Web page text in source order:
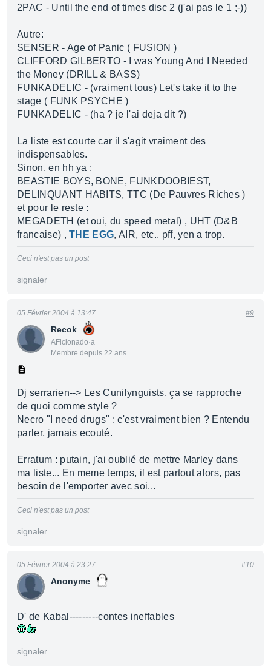
2PAC - Until the end of times disc 2 (j'ai pas le 1 ;-))
Autre:
SENSER - Age of Panic ( FUSION )
CLIFFORD GILBERTO - I was Young And I Needed
the Money (DRILL & BASS)
FUNKADELIC - (vraiment tous) Let's take it to the
stage ( FUNK PSYCHE )
FUNKADELIC - (ha ? je l'ai deja dit ?)
La liste est courte car il s'agit vraiment des
indispensables.
Sinon, en hh ya :
BEASTIE BOYS, BONE, FUNKDOOBIEST,
DELINQUANT HABITS, TTC (De Pauvres Riches )
et pour le reste :
MEGADETH (et oui, du speed metal) , UHT (D&B
francaise) ,THE EGG, AIR, etc.. pff, yen a trop.
Ceci n'est pas un post
signaler
Recok
AFicionado·a
Membre depuis 22 ans
05 Février 2004 à 13:47 #9
Dj serrarien--> Les Cunilynguists, ça se rapproche
de quoi comme style ?
Necro "I need drugs" : c'est vraiment bien ? Entendu
parler, jamais ecouté.
Erratum : putain, j'ai oublié de mettre Marley dans
ma liste... En meme temps, il est partout alors, pas
besoin de l'emporter avec soi...
Ceci n'est pas un post
signaler
Anonyme
05 Février 2004 à 23:27 #10
D' de Kabal---------contes ineffables
signaler